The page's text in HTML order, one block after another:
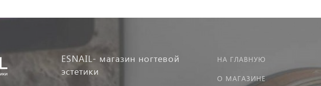
ESNAIL- магазин ногтевой
эстетики
НА ГЛАВНУЮ
О МАГАЗИНЕ